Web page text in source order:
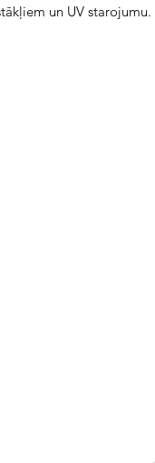
un UV starojumu.